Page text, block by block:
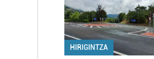
HIRIGINTZA